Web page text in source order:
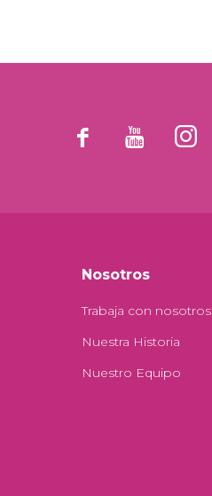
  
Nosotros
Trabaja con nosotros
Nuestra Historia
Nuestro Equipo